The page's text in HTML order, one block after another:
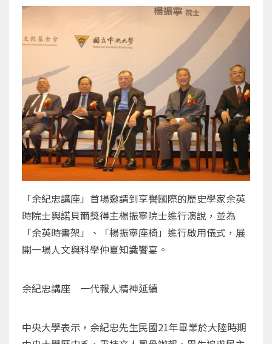
「余紀忠講座」首場邀請到享譽國際的歷史學家余英
時院士與諾貝爾獎得主楊振寧院士進行演說，並為
「余英時書架」、「楊振寧座椅」進行啟用儀式，展
開一場人文與科學仲夏知識饗宴。
余紀忠講座 一代報人精神延續
中央大學表示，余紀忠先生民國21年畢業於大陸時期